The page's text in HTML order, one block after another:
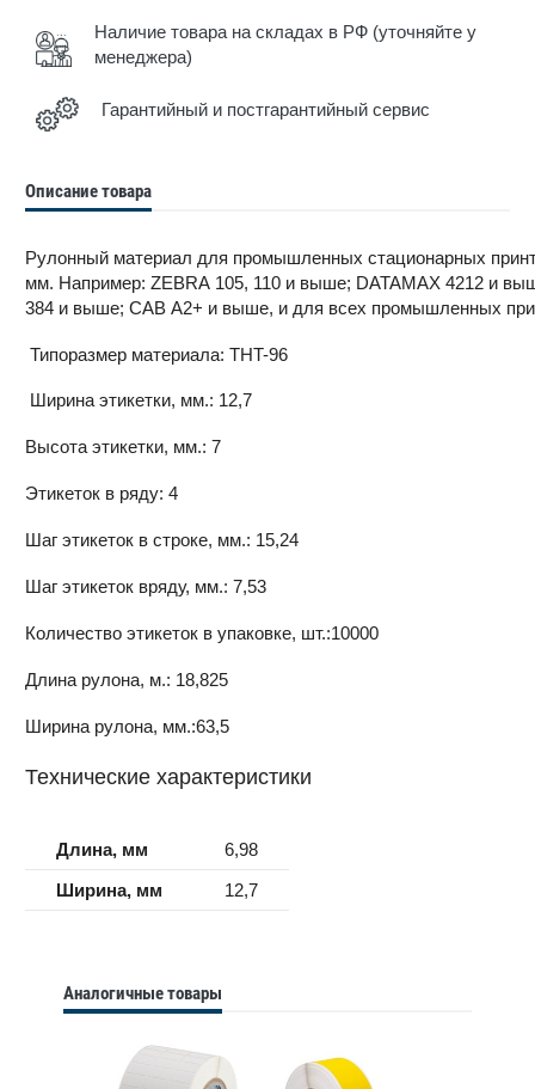
Наличие товара на складах в РФ (уточняйте у
менеджера)
Гарантийный и постгарантийный сервис
Описание товара
Рулонный материал для промышленных стационарных
мм. Например: ZEBRA 105, 110 и выше; DATAMAX 4212 и
384 и выше; CAB A2+ и выше, и для всех промышленных
Типоразмер материала: THT-96
Ширина этикетки, мм.: 12,7
Высота этикетки, мм.: 7
Этикеток в ряду: 4
Шаг этикеток в строке, мм.: 15,24
Шаг этикеток вряду, мм.: 7,53
Количество этикеток в упаковке, шт.:10000
Длина рулона, м.: 18,825
Ширина рулона, мм.:63,5
Технические характеристики
Длина, мм
6,98
Ширина, мм
12,7
Аналогичные товары